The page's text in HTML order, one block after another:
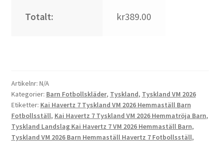
Totalt: kr389.00
Artikelnr: N/A
Kategorier: Barn Fotbollskläder, Tyskland, Tyskland VM 2026
Etiketter: Kai Havertz 7 Tyskland VM 2026 Hemmaställ Barn
Fotbollsställ, Kai Havertz 7 Tyskland VM 2026 Hemmatröja Barn,
Tyskland Landslag Kai Havertz 7 VM 2026 Hemmaställ Barn,
Tyskland VM 2026 Barn Hemmaställ Havertz 7 Fotbollsställ,